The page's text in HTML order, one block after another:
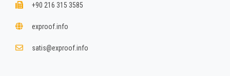
+90 216 315 3585
exproof.info
satis@exproof.info